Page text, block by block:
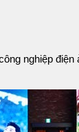
nghiệp